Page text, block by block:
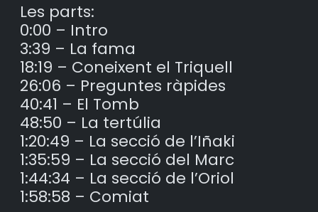
Les parts:
0:00 – Intro
3:39 – La fama
18:19 – Coneixent el Triquell
26:06 – Preguntes ràpides
40:41 – El Tomb
48:50 – La tertúlia
1:20:49 – La secció de l’Iñaki
1:35:59 – La secció del Marc
1:44:34 – La secció de l’Oriol
1:58:58 – Comiat